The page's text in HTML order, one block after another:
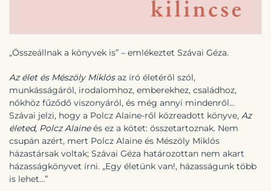
„Összeállnak a könyvek is” – emlékeztet Szávai Géza.
Az élet és Mészöly Miklósaz író életéről szól,
munkásságáról, irodalomhoz, emberekhez, családhoz,
nőkhöz fűződő viszonyáról, és még annyi mindenről…
Szávai jelzi, hogy a Polcz Alaine-ről közreadott könyve, Az
életed, Polcz Alaineés ez a kötet: összetartoznak. Nem
csupán azért, mert Polcz Alaine és Mészöly Miklós
házastársak voltak; Szávai Géza határozottan nem akart
házasságkönyvet írni. „Egy életünk van!, házasságunk több
is lehet…”